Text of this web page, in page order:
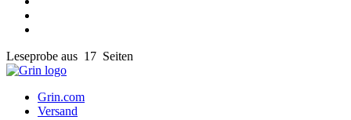
Leseprobe aus 17 Seiten
Grin.com
Versand